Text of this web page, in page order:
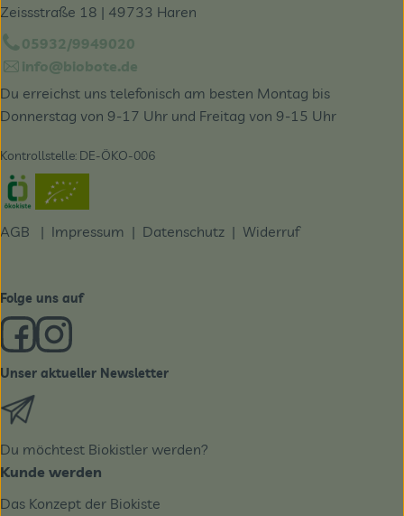
Zeissstraße 18 | 49733 Haren
05932/9949020
info@biobote.de
Du erreichst uns telefonisch am besten Montag bis
Donnerstag von 9-17 Uhr und Freitag von 9-15 Uhr
Kontrollstelle: DE-ÖKO-006
Externer Link zu https://www.oekokiste.de/
AGB | Impressum | Datenschutz | Widerruf
Folge uns auf
Externer Link zu https://www.facebook.com/derBiobote/
Externer Link zu https://www.instagram.com/
Unser aktueller Newsletter
Du möchtest Biokistler werden?
Kunde werden
Das Konzept der Biokiste